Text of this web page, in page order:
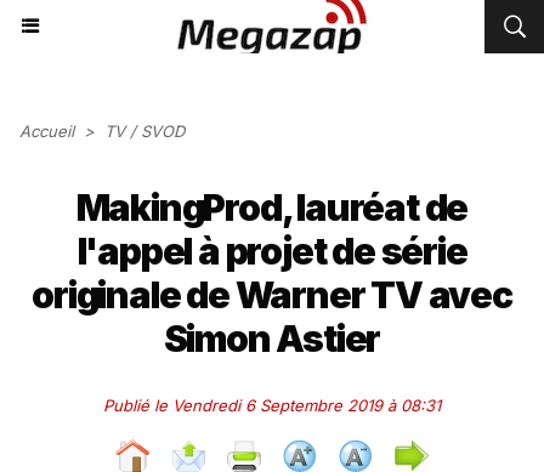
Accueil > TV / SVOD
MakingProd, lauréat de
l'appel à projet de série
originale de Warner TV avec
Simon Astier
Publié le Vendredi 6 Septembre 2019 à 08:31